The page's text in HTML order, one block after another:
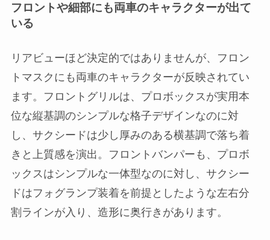
フロントや細部にも両車のキャラクターが出て
いる
リアビューほど決定的ではありませんが、フロン
トマスクにも両車のキャラクターが反映されてい
ます。フロントグリルは、プロボックスが実用本
位な縦基調のシンプルな格子デザインなのに対
し、サクシードは少し厚みのある横基調で落ち着
きと上質感を演出。フロントバンパーも、プロボ
ックスはシンプルな一体型なのに対し、サクシー
ドはフォグランプ装着を前提としたような左右分
割ラインが入り、造形に奥行きがあります。